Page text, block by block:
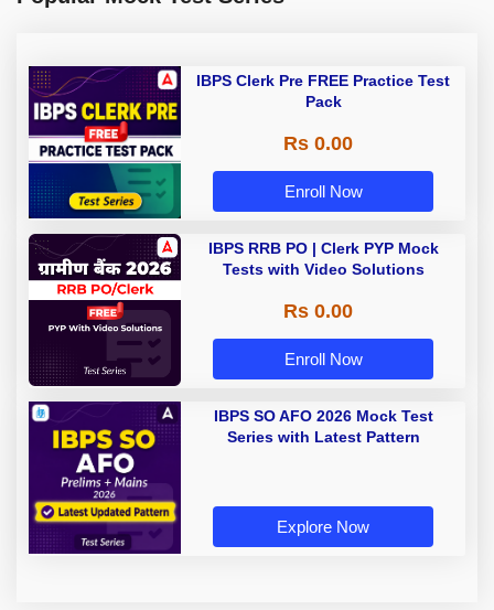
IBPS Clerk Pre FREE Practice Test
Pack
Rs 0.00
Enroll Now
IBPS RRB PO | Clerk PYP Mock
Tests with Video Solutions
Rs 0.00
Enroll Now
IBPS SO AFO 2026 Mock Test
Series with Latest Pattern
Explore Now